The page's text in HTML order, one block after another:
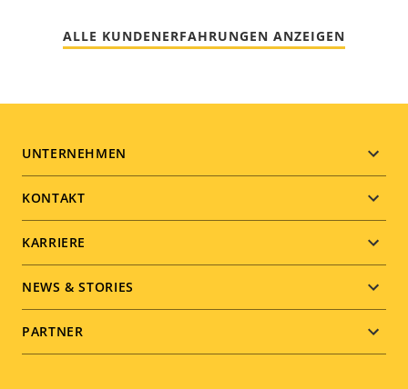
ALLE KUNDENERFAHRUNGEN ANZEIGEN
Footer
menu
UNTERNEHMEN
KONTAKT
KARRIERE
NEWS & STORIES
PARTNER